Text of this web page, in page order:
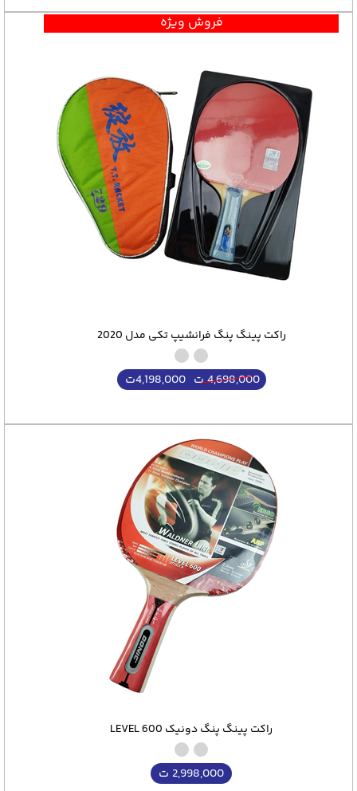
فروش ویژه
راکت پینگ پنگ فرانشیپ تکی مدل 2020
4,698,000ت 4,198,000ت
راکت پینگ پنگ دونیک LEVEL 600
2,998,000 ت